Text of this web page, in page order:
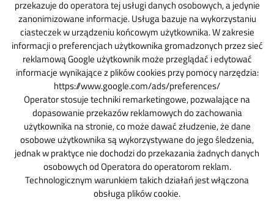
przekazuje do operatora tej usługi danych osobowych, a jedynie
zanonimizowane informacje. Usługa bazuje na wykorzystaniu
ciasteczek w urządzeniu końcowym użytkownika. W zakresie
informacji o preferencjach użytkownika gromadzonych przez sieć
reklamową Google użytkownik może przeglądać i edytować
informacje wynikające z plików cookies przy pomocy narzędzia:
https://www.google.com/ads/preferences/
Operator stosuje techniki remarketingowe, pozwalające na
dopasowanie przekazów reklamowych do zachowania
użytkownika na stronie, co może dawać złudzenie, że dane
osobowe użytkownika są wykorzystywane do jego śledzenia,
jednak w praktyce nie dochodzi do przekazania żadnych danych
osobowych od Operatora do operatorom reklam.
Technologicznym warunkiem takich działań jest włączona
obsługa plików cookie.